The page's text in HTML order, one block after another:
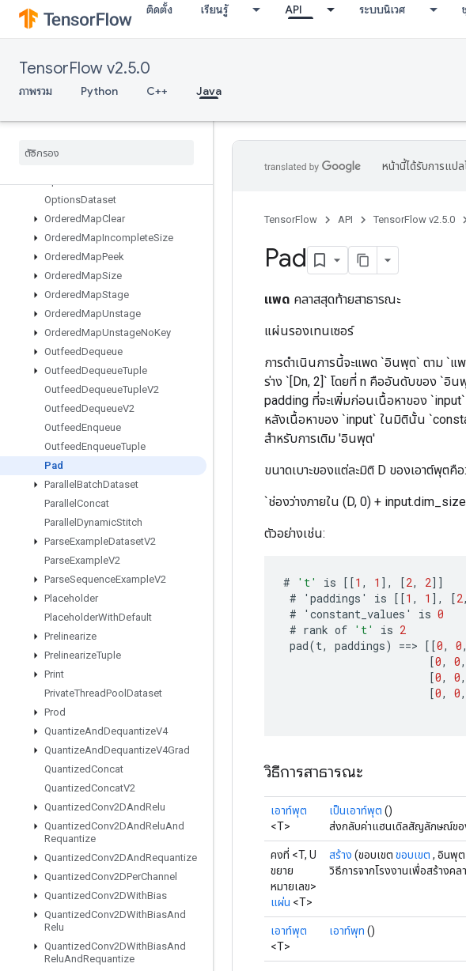
ติดตั้ง เรียนรู้ API ระบบนิเวศ
TensorFlow v2.5.0
ภาพรวม Python C++ Java
NearestNeighbors
NextAfter
NoOp
NonDeterministicInts
NonSerializableDataset
OptionsDataset
OrderedMapClear
OrderedMapIncompleteSize
OrderedMapPeek
OrderedMapSize
OrderedMapStage
OrderedMapUnstage
OrderedMapUnstageNoKey
OutfeedDequeue
OutfeedDequeueTuple
OutfeedDequeueTupleV2
OutfeedDequeueV2
OutfeedEnqueue
OutfeedEnqueueTuple
Pad
Parallel BatchDataset
Parallel Concat
Parallel DynamicStitch
ParseExampleDatasetV2
ParseExampleV2
ParseSequenceExampleV2
Placeholder
PlaceholderWithDefault
Prelinearize
PrelinearizeTuple
Print
PrivateThreadPool Dataset
Prod
QuantizeAndDequantizeV4
QuantizeAndDequantizeV4Grad
QuantizedConcat
QuantizedConcatV2
QuantizedConv2DAndRelu
QuantizedConv2DAndReluAnd
Requantize
QuantizedConv2DAndRequantize
QuantizedConv2DPerChannel
QuantizedConv2DWithBias
QuantizedConv2DWithBiasAnd
Relu
QuantizedConv2DWithBiasAnd
ReluAndRequantize
หน้านี้ได้รับการแปล
TensorFlow API TensorFlow v2.5.0
Pad
แพด คลาสสุดท้ายสาธารณะ
แผ่นรองเทนเซอร์
การดำเนินการนี้จะแพด `อินพุต` ตาม `
ร่าง `[Dn, 2]` โดยที่ n คืออันดับของ `อิ
padding ที่จะเพิ่มก่อนเนื้อหาของ
หลังเนื้อหาของ `input` ในมิตินั้น
สำหรับการเติม 'อินพุต'
ขนาดเบาะของแต่ละมิติ D ของเอาต์พุตคือ:
`ช่องว่างภายใน (D, 0) +
ตัวอย่างเช่น:
# 't' is [[1 , 1 ] , [2, 2]]
#
' paddings ' is [[1 , 1 ] , [2,
#
' constant_values ' is 0
# rank of 't' is 2
pad(t, paddings) ==> [[0, 0,
[0, 0,
[0, 0,
[0, 0,
วิธีการสาธารณะ
เอาท์พุต
<T>
เป็นเอาท์พุต ()
ส่งกลับค่าแฮนเดิลสัญลักษณ์ขอ
คงที่ <T, U
ขยาย
หมายเลข>
แผ่น <T>
สร้าง (ขอบเขต ขอบเขต , อินพุต
วิธีการจากโรงงานเพื่อสร้างคล
เอาท์พุต
<T>
เอาท์พุท ()